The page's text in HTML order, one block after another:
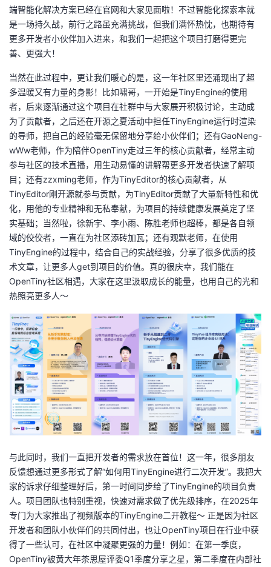
端智能化解决方案已经在官网和大家见面啦！不过智能化探索本就
是一场持久战，前行之路虽充满挑战，但我们满怀热忱，也期待有
更多开发者小伙伴加入进来，和我们一起把这个项目打磨得更完
善、更强大！
当然在此过程中，更让我们暖心的是，这一年社区里还涌现出了超
多温暖又有力量的身影！比如啸哥，一开始是TinyEngine的使用
者，后来逐渐通过这个项目在社群中与大家展开积极讨论，主动成
为了贡献者，之后还在开源之夏活动中担任TinyEngine运行时渲染
的导师，把自己的经验毫无保留地分享给小伙伴们；还有GaoNeng-
wWw老师，作为陪伴OpenTiny走过三年的核心贡献者，经常主动
参与社区的技术直播，用生动易懂的讲解帮更多开发者快速了解项
目；还有zzxming老师，作为TinyEditor的核心贡献者，从
TinyEditor刚开源就参与贡献，为TinyEditor贡献了大量新特性和优
化，用他的专业精神和无私奉献，为项目的持续健康发展奠定了坚
实基础；当然啦，徐新宇、李小雨、陈胜老师也超棒，都是各自领
域的佼佼者，一直在为社区添砖加瓦；还有观默老师，在使用
TinyEngine的过程中，结合自己的实战经验，分享了很多优质的技
术文章，让更多人get到项目的价值。真的很庆幸，我们能在
OpenTiny社区相遇，大家在这里汲取成长的能量，也用自己的光和
热照亮更多人～
与此同时，我们一直把开发者的需求放在首位！这一年，很多朋友
反馈想通过更多形式了解“如何用TinyEngine进行二次开发”。我把大
家的诉求仔细整理好后，第一时间同步给了TinyEngine的项目负责
人。项目团队也特别重视，快速对需求做了优先级排序，在2025年
专门为大家推出了视频版本的TinyEngine二开教程～ 正是因为社区
开发者和团队小伙伴们的共同付出，也让OpenTiny项目在行业中获
得了一些认可，在社区中凝聚更强的力量！例如：在第一季度，
OpenTiny被黄大年茶思屋评委Q1季度分享之星，第二季度在内部社